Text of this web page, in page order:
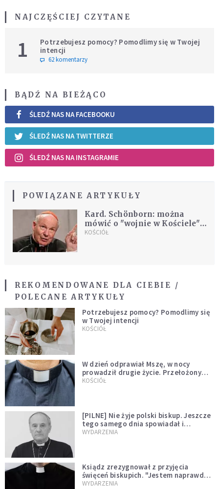
NAJCZĘŚCIEJ CZYTANE
1
Potrzebujesz pomocy? Pomodlimy się w Twojej
intencji
62 komentarzy
BĄDŹ NA BIEŻĄCO
ŚLEDŹ NAS NA FACEBOOKU
ŚLEDŹ NAS NA TWITTERZE
ŚLEDŹ NAS NA INSTAGRAMIE
POWIĄZANE ARTYKUŁY
Kard. Schönborn: można
mówić o "wojnie w Kościele",
biskupi i kardynałowie
KOŚCIÓŁ
REKOMENDOWANE DLA CIEBIE /
POLECANE ARTYKUŁY
Potrzebujesz pomocy? Pomodlimy się
w Twojej intencji
KOŚCIÓŁ
W dzień odprawiał Mszę, w nocy
prowadził drugie życie. Przełożony
kazał mu opuścić zakon
KOŚCIÓŁ
[PILNE] Nie żyje polski biskup. Jeszcze
tego samego dnia spowiadał i
sprawował Mszę świętą
WYDARZENIA
Ksiądz zrezygnował z przyjęcia
święceń biskupich. "Jestem naprawdę
niegodny"
WYDARZENIA